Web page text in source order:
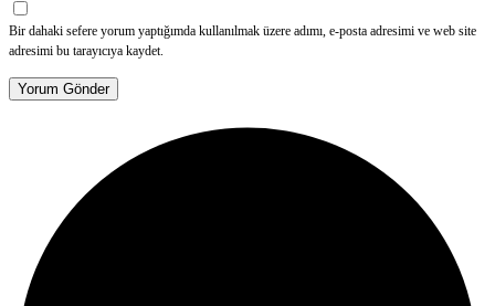
Bir dahaki sefere yorum yaptığımda kullanılmak üzere adımı, e-posta adresimi ve web site
adresimi bu tarayıcıya kaydet.
Yorum Gönder